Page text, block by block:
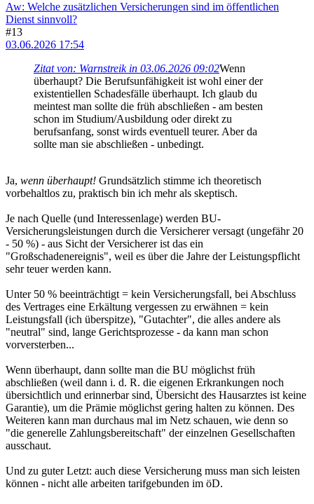
Aw: Welche zusätzlichen Versicherungen sind im öffentlichen
Dienst sinnvoll?
#13
03.06.2026 17:54
Zitat von: Warnstreik in 03.06.2026 09:02Wenn
überhaupt? Die Berufsunfähigkeit ist wohl einer der
existentiellen Schadesfälle überhaupt. Ich glaub du
meintest man sollte die früh abschließen - am besten
schon im Studium/Ausbildung oder direkt zu
berufsanfang, sonst wirds eventuell teurer. Aber da
sollte man sie abschließen - unbedingt.
Ja, wenn überhaupt! Grundsätzlich stimme ich theoretisch
vorbehaltlos zu, praktisch bin ich mehr als skeptisch.
Je nach Quelle (und Interessenlage) werden BU-
Versicherungsleistungen durch die Versicherer versagt (ungefähr 20
- 50 %) - aus Sicht der Versicherer ist das ein
"Großschadenereignis", weil es über die Jahre der Leistungspflicht
sehr teuer werden kann.
Unter 50 % beeinträchtigt = kein Versicherungsfall, bei Abschluss
des Vertrages eine Erkältung vergessen zu erwähnen = kein
Leistungsfall (ich überspitze), "Gutachter", die alles andere als
"neutral" sind, lange Gerichtsprozesse - da kann man schon
vorversterben...
Wenn überhaupt, dann sollte man die BU möglichst früh
abschließen (weil dann i. d. R. die eigenen Erkrankungen noch
übersichtlich und erinnerbar sind, Übersicht des Hausarztes ist keine
Garantie), um die Prämie möglichst gering halten zu können. Des
Weiteren kann man durchaus mal im Netz schauen, wie denn so
"die generelle Zahlungsbereitschaft" der einzelnen Gesellschaften
ausschaut.
Und zu guter Letzt: auch diese Versicherung muss man sich leisten
können - nicht alle arbeiten tarifgebunden im öD.